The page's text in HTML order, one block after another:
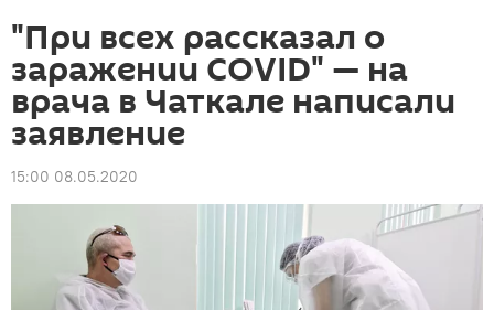
"При всех рассказал о
заражении COVID" — на
врача в Чаткале написали
заявление
15:00 08.05.2020